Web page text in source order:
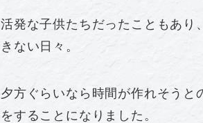
活発な子供たちだったこともあ
きない日々。
夕方ぐらいなら時間が作れそう
をすることになりました。